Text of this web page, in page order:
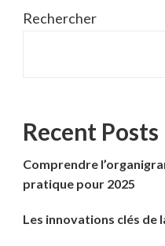
Rechercher
Recent Posts
Comprendre
pratique pour 2025
Les innovations clés de